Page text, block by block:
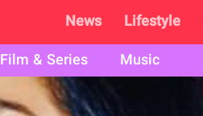
News Lifestyle
Film & Series Music